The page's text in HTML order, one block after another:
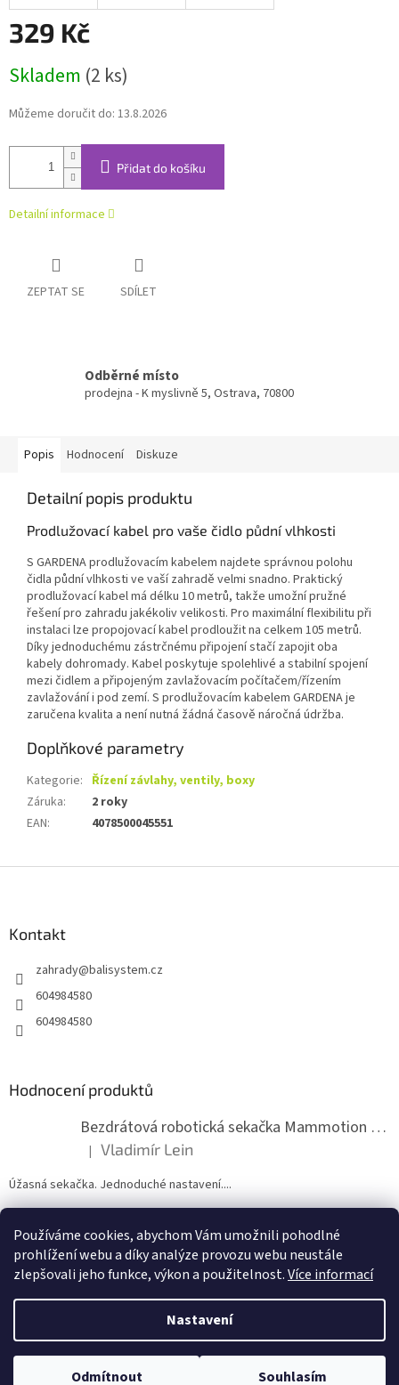
Používáme cookies, abychom Vám umožnili pohodlné
prohlížení webu a díky analýze provozu webu neustále
zlepšovali jeho funkce, výkon a použitelnost.Více informací
Nastavení
Odmítnout Souhlasím
329 Kč
cena:
Skladem (2 ks)
Můžeme doručit do: 13.8.2026
Přidat do košíku
Detailní informace
ZEPTAT SE SDÍLET
Odběrné místo
prodejna - K myslivně 5, Ostrava, 70800
Popis Hodnocení Diskuze
Detailní popis produktu
Prodlužovací kabel pro vaše čidlo půdní vlhkosti
S GARDENA prodlužovacím kabelem najdete správnou polohu
čidla půdní vlhkosti ve vaší zahradě velmi snadno. Praktický
prodlužovací kabel má délku 10 metrů, takže umožní pružné
řešení pro zahradu jakékoliv velikosti. Pro maximální flexibilitu při
instalaci lze propojovací kabel prodloužit na celkem 105 metrů.
Díky jednoduchému zástrčnému připojení stačí zapojit oba
kabely dohromady. Kabel poskytuje spolehlivé a stabilní spojení
mezi čidlem a připojeným zavlažovacím počítačem/řízením
zavlažování i pod zemí. S prodlužovacím kabelem GARDENA je
zaručena kvalita a není nutná žádná časově náročná údržba.
Doplňkové parametry
Kategorie: Řízení závlahy, ventily, boxy
Záruka:
2 roky
EAN: 4078500045551
Kontakt
zahrady@balisystem.cz
604984580
604984580
Hodnocení produktů
Bezdrátová robotická sekačka Mammotion LUBA mini 2 1500
Hodnocení produktu je 5 z 5 hvězdiček.
| Vladimír Lein
Úžasná sekačka. Jednoduché nastavení....
ZDE NÁM MŮŽETE VLOŽIT HODNOCENÍ
Vytvořil Shoptet
Copyright 2026zahradymorava.cz . Všechna práva vyhrazena.